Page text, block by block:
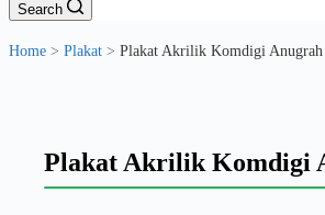
Search
Home > Plakat > Plakat Akrilik Komdigi
Plakat Akrilik Komdigi